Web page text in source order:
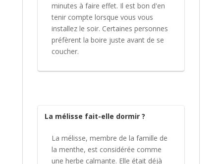
minutes à faire effet. Il est bon d'en
tenir compte lorsque vous vous
installez le soir. Certaines personnes
préfèrent la boire juste avant de se
coucher.
La mélisse fait-elle dormir ?
La mélisse, membre de la famille de
la menthe, est considérée comme
une herbe calmante. Elle était déjà